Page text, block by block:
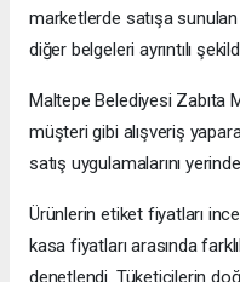
marketlerde satışa
diğer belgeleri ayrıntılı
Maltepe Belediyesi Zabıta
müşteri gibi alışveriş
satış uygulamalarını
Ürünlerin etiket fiyatları
kasa fiyatları arasında
denetlendi. Tüketicilerin